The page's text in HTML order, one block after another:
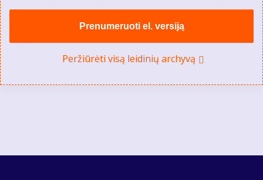
Prenumeruoti el. versiją
Peržiūrėti visą leidinių archyvą